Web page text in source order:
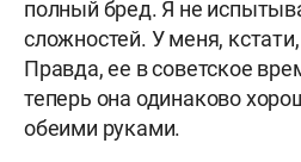
полный бред. Я не
сложностей. У меня,
Правда, ее в советское
теперь она одинаково
обеими руками.